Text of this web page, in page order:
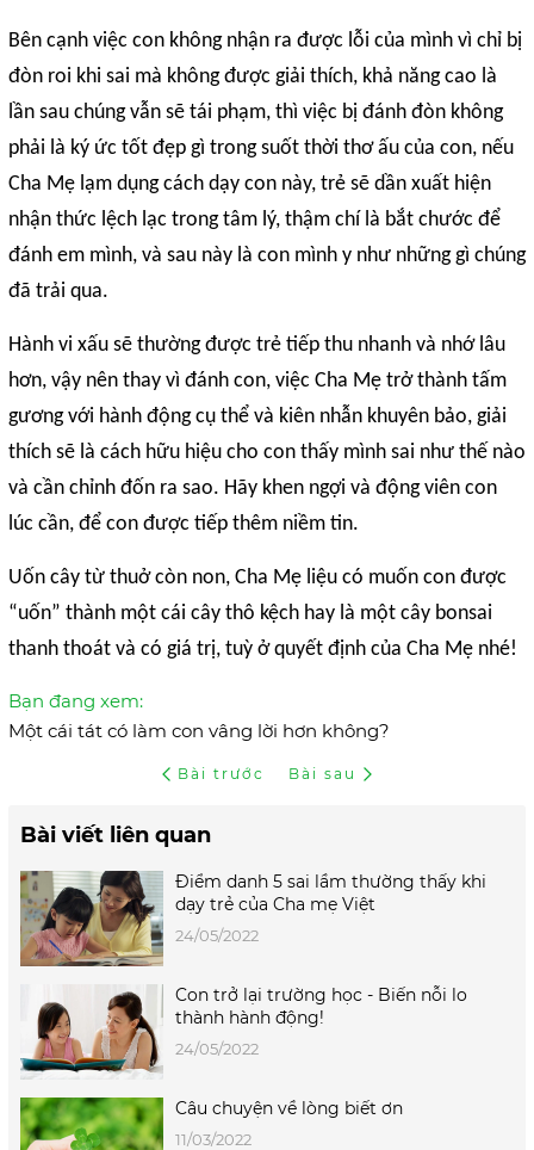
Bên cạnh việc con không nhận ra được lỗi của mình vì chỉ bị
đòn roi khi sai mà không được giải thích, khả năng cao là
lần sau chúng vẫn sẽ tái phạm, thì việc bị đánh đòn không
phải là ký ức tốt đẹp gì trong suốt thời thơ ấu của con, nếu
Cha Mẹ lạm dụng cách dạy con này, trẻ sẽ dần xuất hiện
nhận thức lệch lạc trong tâm lý, thậm chí là bắt chước để
đánh em mình, và sau này là con mình y như những gì chúng
đã trải qua.
Hành vi xấu sẽ thường được trẻ tiếp thu nhanh và nhớ lâu
hơn, vậy nên thay vì đánh con, việc Cha Mẹ trở thành tấm
gương với hành động cụ thể và kiên nhẫn khuyên bảo, giải
thích sẽ là cách hữu hiệu cho con thấy mình sai như thế nào
và cần chỉnh đốn ra sao. Hãy khen ngợi và động viên con
lúc cần, để con được tiếp thêm niềm tin.
Uốn cây từ thuở còn non, Cha Mẹ liệu có muốn con được
“uốn” thành một cái cây thô kệch hay là một cây bonsai
thanh thoát và có giá trị, tuỳ ở quyết định của Cha Mẹ nhé!
Bạn đang xem:
Một cái tát có làm con vâng lời hơn không?
Bài trước Bài sau
Bài viết liên quan
Điểm danh 5 sai lầm thường thấy khi
dạy trẻ của Cha mẹ Việt
24/05/2022
Con trở lại trường học - Biến nỗi lo
thành hành động!
24/05/2022
Câu chuyện về lòng biết ơn
11/03/2022